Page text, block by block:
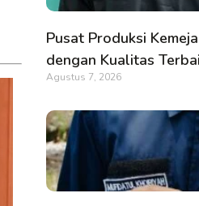
Pusat Produksi
dengan Kualitas
Agustus 7, 2026